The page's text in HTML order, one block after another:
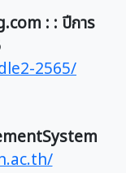
: : ปีการ
2565/